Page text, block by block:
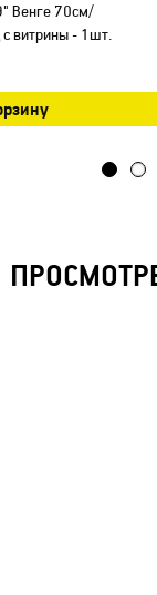
Венге 70см/
витрины - 1шт.